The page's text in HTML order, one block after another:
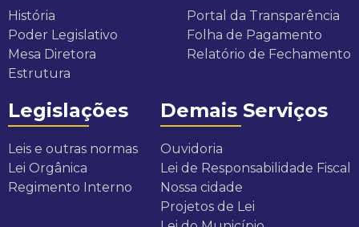
História
Poder Legislativo
Mesa Diretora
Estrutura
Portal da Transparência
Folha de Pagamento
Relatório de Fechamento
Legislações
Leis e outras normas
Lei Orgânica
Regimento Interno
Demais Serviços
Ouvidoria
Lei de Responsabilidade Fiscal
Nossa cidade
Projetos de Lei